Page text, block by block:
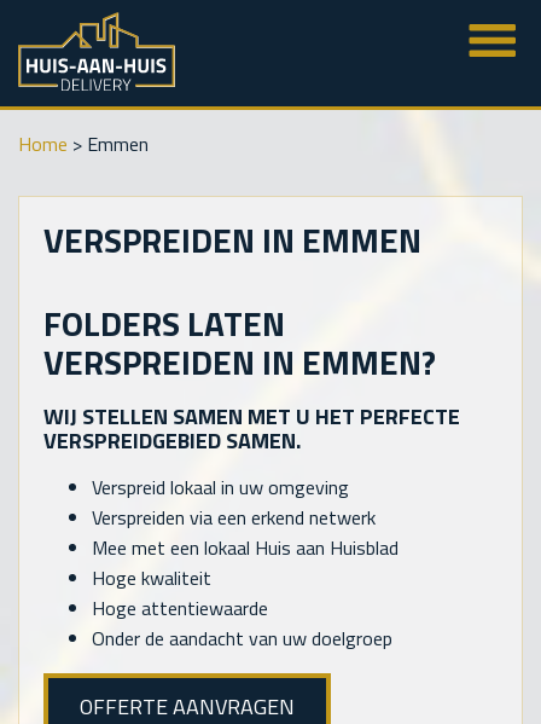
Home > Emmen
VERSPREIDEN IN EMMEN
FOLDERS LATEN
VERSPREIDEN IN EMMEN?
WIJ STELLEN SAMEN MET U HET PERFECTE
VERSPREIDGEBIED SAMEN.
Verspreid lokaal in uw omgeving
Verspreiden via een erkend netwerk
Mee met een lokaal Huis aan Huisblad
Hoge kwaliteit
Hoge attentiewaarde
Onder de aandacht van uw doelgroep
OFFERTE AANVRAGEN